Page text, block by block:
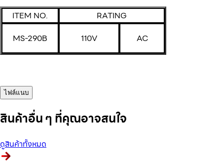
ITEM NO.
RATING
MS-290B
110V AC
ไฟล์แนบ
สินค้าอื่น ๆ ที่คุณอาจสนใจ
ดูสินค้าทั้งหมด